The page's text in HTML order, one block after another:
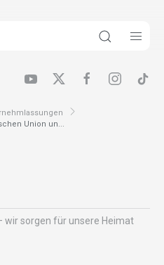
Union un...
wir sorgen für unsere Heimat